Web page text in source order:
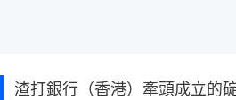
渣打銀行（香港）牽頭成立的